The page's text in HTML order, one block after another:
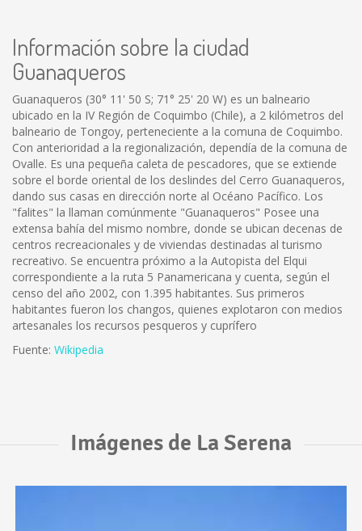
Información sobre la ciudad
Guanaqueros
Guanaqueros (30° 11' 50 S; 71° 25' 20 W) es un balneario
ubicado en la IV Región de Coquimbo (Chile), a 2 kilómetros del
balneario de Tongoy, perteneciente a la comuna de Coquimbo.
Con anterioridad a la regionalización, dependía de la comuna de
Ovalle. Es una pequeña caleta de pescadores, que se extiende
sobre el borde oriental de los deslindes del Cerro Guanaqueros,
dando sus casas en dirección norte al Océano Pacífico. Los
"falites" la llaman comúnmente "Guanaqueros" Posee una
extensa bahía del mismo nombre, donde se ubican decenas de
centros recreacionales y de viviendas destinadas al turismo
recreativo. Se encuentra próximo a la Autopista del Elqui
correspondiente a la ruta 5 Panamericana y cuenta, según el
censo del año 2002, con 1.395 habitantes. Sus primeros
habitantes fueron los changos, quienes explotaron con medios
artesanales los recursos pesqueros y cuprífero
Fuente: Wikipedia
Imágenes de La Serena